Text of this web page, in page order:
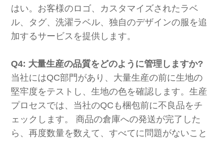
はい。お客様のロゴ、カスタマイズされたラベ
ル、タグ、洗濯ラベル、独自のデザインの服を追
加するサービスを提供します。
Q4: 大量生産の品質をどのように管理しますか?
当社にはQC部門があり、大量生産の前に生地の
堅牢度をテストし、生地の色を確認します。生産
プロセスでは、当社のQCも梱包前に不良品をチ
ェックします。 商品の倉庫への発送が完了した
ら、再度数量を数えて、すべてに問題がないこと